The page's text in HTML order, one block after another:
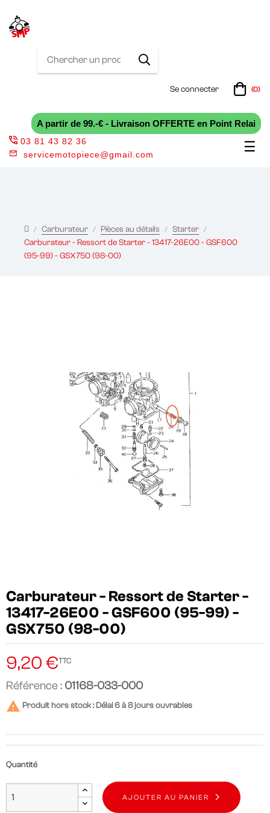
Se connecter (0)
A partir de 99.-€ - Livraison OFFERTE en Point Relai
☰
03 81 43 82 36
servicemotopiece@gmail.com
Carburateur Pièces au détails
Starter
Carburateur - Ressort de Starter - 13417-26E00 - GSF600
(95-99) - GSX750 (98-00)
Carburateur - Ressort de Starter -
13417-26E00 - GSF600 (95-99) -
GSX750 (98-00)
9,20 €TTC
Référence : 01168-033-000
 Produit hors stock : Délai 6 à 8 jours ouvrables
Quantité
AJOUTER AU PANIER